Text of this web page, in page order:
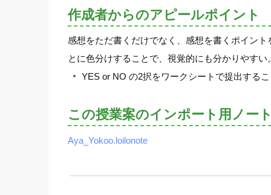
作成者からのアピールポイント
感想をただ書くだけでなく、感想を書くポイン
とに色分けすることで、視覚的にも分かりやす
YES or NO の2択をワークシートで提出する
この授業案のインポート用ノー
Aya_Yokoo.loilonote